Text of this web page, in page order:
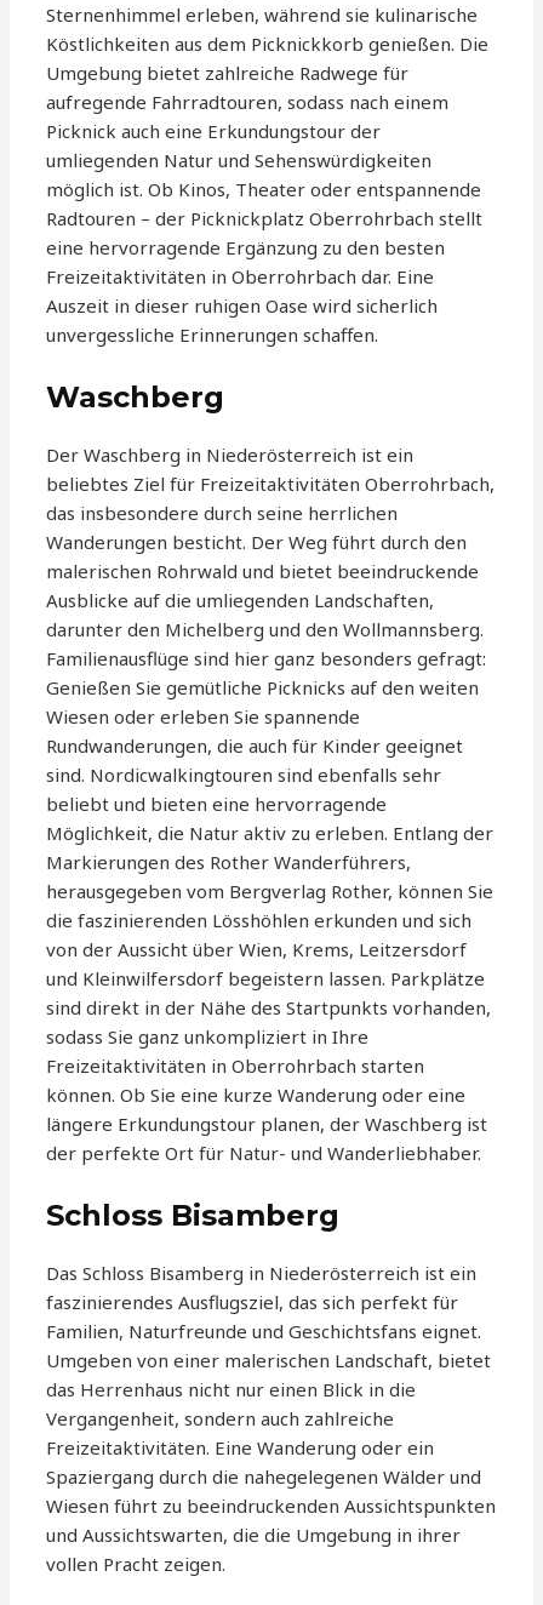
Sternenhimmel erleben, während sie kulinarische
Köstlichkeiten aus dem Picknickkorb genießen. Die
Umgebung bietet zahlreiche Radwege für
aufregende Fahrradtouren, sodass nach einem
Picknick auch eine Erkundungstour der
umliegenden Natur und Sehenswürdigkeiten
möglich ist. Ob Kinos, Theater oder entspannende
Radtouren – der Picknickplatz Oberrohrbach stellt
eine hervorragende Ergänzung zu den besten
Freizeitaktivitäten in Oberrohrbach dar. Eine
Auszeit in dieser ruhigen Oase wird sicherlich
unvergessliche Erinnerungen schaffen.
Waschberg
Der Waschberg in Niederösterreich ist ein
beliebtes Ziel für Freizeitaktivitäten Oberrohrbach,
das insbesondere durch seine herrlichen
Wanderungen besticht. Der Weg führt durch den
malerischen Rohrwald und bietet beeindruckende
Ausblicke auf die umliegenden Landschaften,
darunter den Michelberg und den Wollmannsberg.
Familienausflüge sind hier ganz besonders gefragt:
Genießen Sie gemütliche Picknicks auf den weiten
Wiesen oder erleben Sie spannende
Rundwanderungen, die auch für Kinder geeignet
sind. Nordicwalkingtouren sind ebenfalls sehr
beliebt und bieten eine hervorragende
Möglichkeit, die Natur aktiv zu erleben. Entlang der
Markierungen des Rother Wanderführers,
herausgegeben vom Bergverlag Rother, können Sie
die faszinierenden Lösshöhlen erkunden und sich
von der Aussicht über Wien, Krems, Leitzersdorf
und Kleinwilfersdorf begeistern lassen. Parkplätze
sind direkt in der Nähe des Startpunkts vorhanden,
sodass Sie ganz unkompliziert in Ihre
Freizeitaktivitäten in Oberrohrbach starten
können. Ob Sie eine kurze Wanderung oder eine
längere Erkundungstour planen, der Waschberg ist
der perfekte Ort für Natur- und Wanderliebhaber.
Schloss Bisamberg
Das Schloss Bisamberg in Niederösterreich ist ein
faszinierendes Ausflugsziel, das sich perfekt für
Familien, Naturfreunde und Geschichtsfans eignet.
Umgeben von einer malerischen Landschaft, bietet
das Herrenhaus nicht nur einen Blick in die
Vergangenheit, sondern auch zahlreiche
Freizeitaktivitäten. Eine Wanderung oder ein
Spaziergang durch die nahegelegenen Wälder und
Wiesen führt zu beeindruckenden Aussichtspunkten
und Aussichtswarten, die die Umgebung in ihrer
vollen Pracht zeigen.